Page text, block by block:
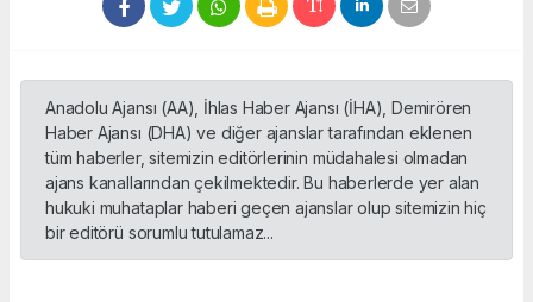
Anadolu Ajansı (AA), İhlas Haber Ajansı (İHA), Demirören
Haber Ajansı (DHA) ve diğer ajanslar tarafından eklenen
tüm haberler, sitemizin editörlerinin müdahalesi olmadan
ajans kanallarından çekilmektedir. Bu haberlerde yer alan
hukuki muhataplar haberi geçen ajanslar olup sitemizin hiç
bir editörü sorumlu tutulamaz...